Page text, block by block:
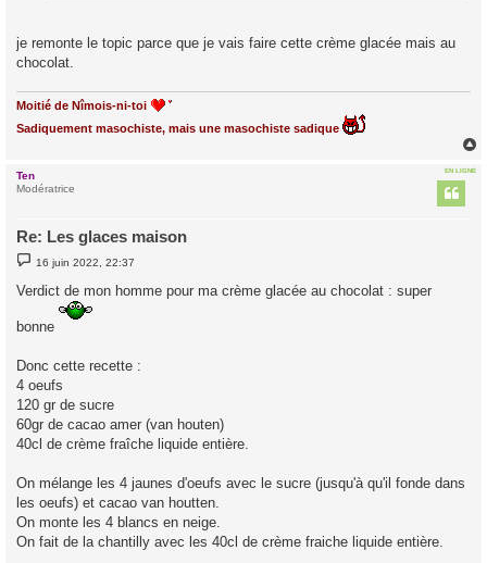
je remonte le topic parce que je vais faire cette crème glacée mais au
chocolat.
Moitié de Nîmois-ni-toi
Sadiquement masochiste, mais une masochiste sadique
EN LIGNE
Ten
Modératrice
Re: Les glaces maison
M
e
s
g
e
16 juin 2022, 22:37
Verdict de mon homme pour ma crème glacée au chocolat : super
bonne
Donc cette recette :
4 oeufs
120 gr de sucre
60gr de cacao amer (van houten)
40cl de crème fraîche liquide entière.
On mélange les 4 jaunes d'oeufs avec le sucre (jusqu'à qu'il fonde dans
les oeufs) et cacao van houtten.
On monte les 4 blancs en neige.
On fait de la chantilly avec les 40cl de crème fraiche liquide entière.